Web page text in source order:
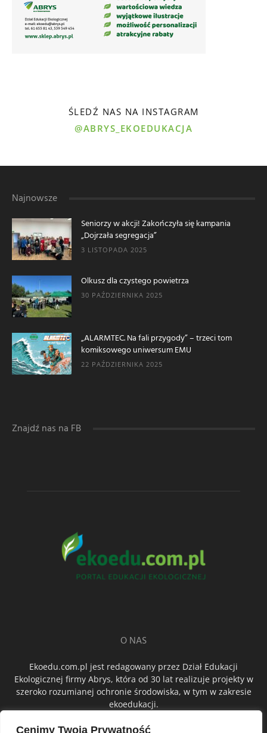
Cenimy Twoją Prywatność
ŚLEDŹ NAS NA INSTAGRAM
@ABRYS_EKOEDUKACJA
Najnowsze
Seniorzy w akcji! Zakończyła się kampania
„Dojrzała segregacja”
3 LISTOPADA 2025
Olkusz dla czystego powietrza
30 PAŹDZIERNIKA 2025
„ALARMTEC. Na fali przygody” – trzeci tom
komiksowego uniwersum EMU
22 PAŹDZIERNIKA 2025
Znajdź nas na FB
O NAS
Ekoedu.com.pl jest redagowany przez Dział Edukacji
Ekologicznej firmy Abrys, która od 30 lat realizuje projekty w
szeroko rozumianej ochronie środowiska, w tym w zakresie
ekoedukacji.